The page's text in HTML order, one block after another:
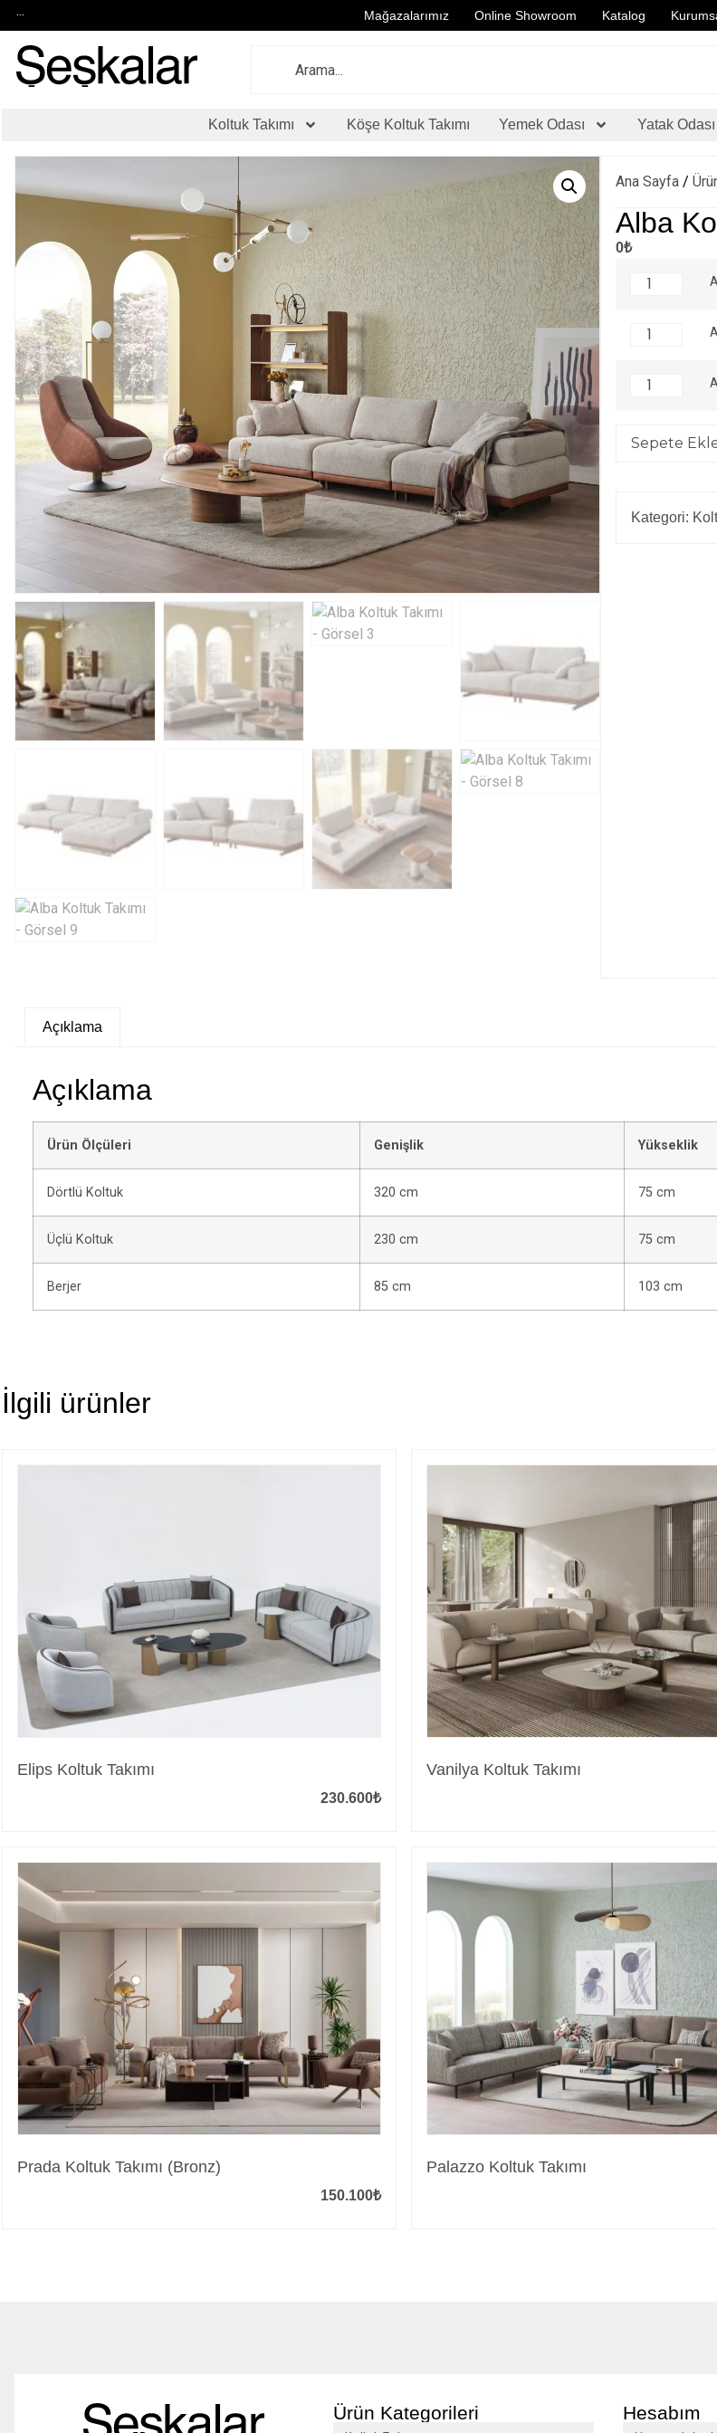
... Mağazalarımız Online Showroom Katalog
Koltuk Takımı Köşe Koltuk Takımı Yemek Odası Yatak Odası
Ana Sayfa /
Alba
0₺
Sepete
Kategori:
Açıklama
Açıklama
Ürün Ölçüleri Genişlik Yükseklik
Dörtlü Koltuk 320 cm 75 cm
Üçlü Koltuk 230 cm 75 cm
Berjer 85 cm 103 cm
İlgili ürünler
Elips Koltuk Takımı
230.600₺
Vanilya Koltuk Takımı
Prada Koltuk Takımı (Bronz)
150.100₺
Palazzo Koltuk Takımı
Ürün Kategorileri Hesabım